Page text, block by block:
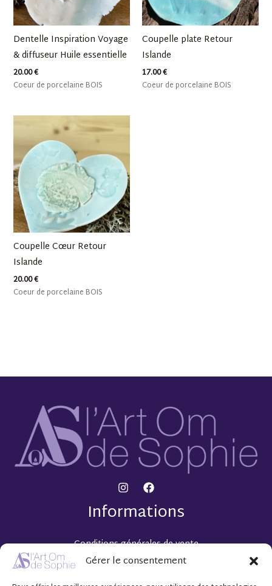
Gérer le consentement
Dentelle Inspiration Voyage
& diffuseur Huile essentielle
20.00€
Coeur de porcelaine BOIS
Coupelle plate Retour
Islande
17.00€
Coeur de porcelaine BOIS
Coupelle Cœur Retour
Islande
20.00€
Coeur de porcelaine BOIS
Informations
Conditions générales de vente
Mentions légales